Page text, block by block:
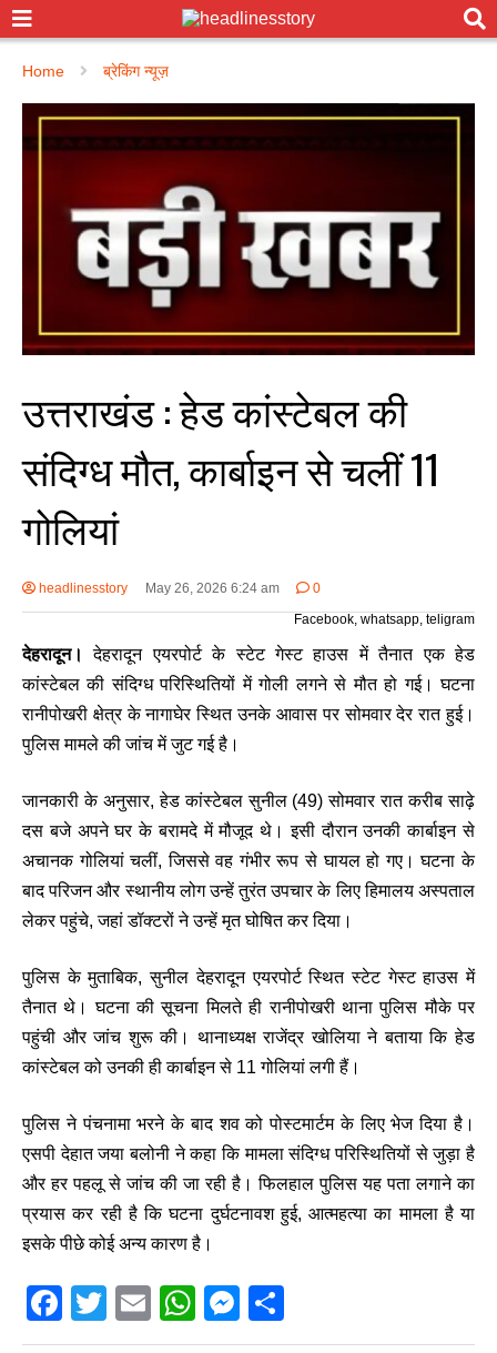
Home ब्रेकिंग न्यूज़
उत्तराखंड : हेड कांस्टेबल की
संदिग्ध मौत, कार्बाइन से चलीं 11
गोलियां
headlinesstory May 26, 2026 6:24 am
0
Facebook, whatsapp, teligram
देहरादून।
देहरादून एयरपोर्ट के स्टेट गेस्ट हाउस में तैनात एक हेड
कांस्टेबल की संदिग्ध परिस्थितियों में गोली लगने से मौत हो गई। घटना
रानीपोखरी क्षेत्र के नागाघेर स्थित उनके आवास पर सोमवार देर रात हुई।
पुलिस मामले की जांच में जुट गई है।
जानकारी के अनुसार, हेड कांस्टेबल सुनील (49) सोमवार रात करीब साढ़े
दस बजे अपने घर के बरामदे में मौजूद थे। इसी दौरान उनकी कार्बाइन से
अचानक गोलियां चलीं, जिससे वह गंभीर रूप से घायल हो गए। घटना के
बाद परिजन और स्थानीय लोग उन्हें तुरंत उपचार के लिए हिमालय अस्पताल
लेकर पहुंचे, जहां डॉक्टरों ने उन्हें मृत घोषित कर दिया।
पुलिस के मुताबिक, सुनील देहरादून एयरपोर्ट स्थित स्टेट गेस्ट हाउस में
तैनात थे। घटना की सूचना मिलते ही रानीपोखरी थाना पुलिस मौके पर
पहुंची और जांच शुरू की। थानाध्यक्ष राजेंद्र खोलिया ने बताया कि हेड
कांस्टेबल को उनकी ही कार्बाइन से 11 गोलियां लगी हैं।
पुलिस ने पंचनामा भरने के बाद शव को पोस्टमार्टम के लिए भेज दिया है।
एसपी देहात जया बलोनी ने कहा कि मामला संदिग्ध परिस्थितियों से जुड़ा है
और हर पहलू से जांच की जा रही है। फिलहाल पुलिस यह पता लगाने का
प्रयास कर रही है कि घटना दुर्घटनावश हुई, आत्महत्या का मामला है या
इसके पीछे कोई अन्य कारण है।
F
a
T
wi
E
m
W
h
M
e
h